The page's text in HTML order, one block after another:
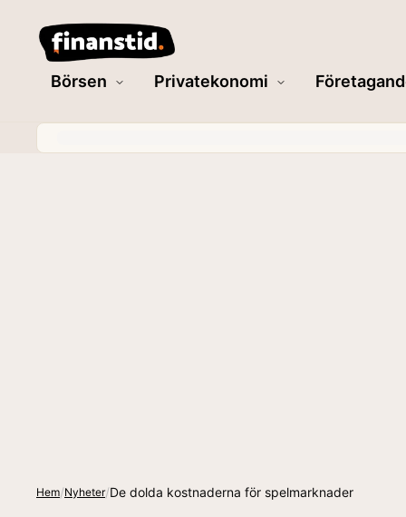
Börsen Privatekonomi
Hem/Nyheter/De dolda kostnaderna för spelmarknader